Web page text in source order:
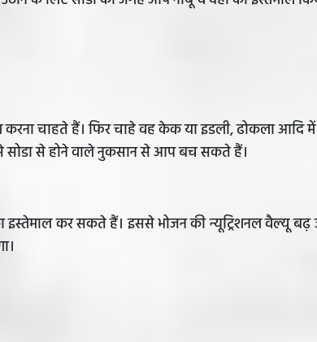
चाहते हैं। फिर चाहे वह केक या इडली, ढोकला आदि में
सोडा से होने वाले नुकसान से आप बच सकते हैं।
इस्तेमाल कर सकते हैं। इससे भोजन की न्यूट्रिशनल वैल्यू बढ़